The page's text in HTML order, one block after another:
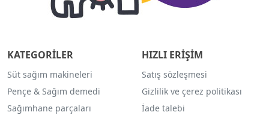
KATEGORİLER
Süt sağım makineleri
Pençe & Sağım demedi
Sağımhane parçaları
HIZLI ERİŞİM
Satış sözleşmesi
Gizlilik ve çerez politikası
İade talebi